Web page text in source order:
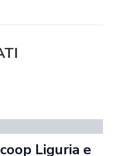
Liguria e